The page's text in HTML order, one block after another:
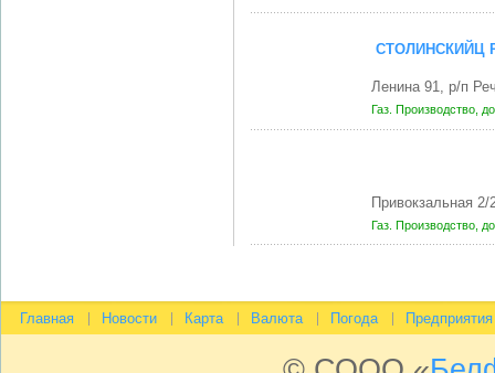
СТОЛИНСКИЙЦ
Ленина 91, р/п
Газ. Производство,
Привокзальная
Газ. Производство,
Главная Новости Карта Валюта Погода Предприятия